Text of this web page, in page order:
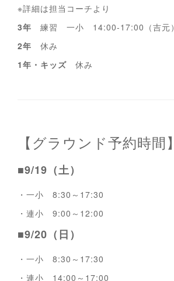
※詳細は担当コーチより
3年 練習 一小 14:00-17:00（吉元）
2年 休み
1年・キッズ 休み
【グラウンド予約時間】
■9/19（土）
・一小 8:30～17:30
・連小 9:00～12:00
■9/20（日）
・一小 8:30～17:30
・連小 14:00～17:00